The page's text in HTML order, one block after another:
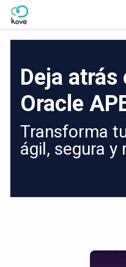
Skip to Main Content
Deja
Oracle
Transforma
ágil, segura y